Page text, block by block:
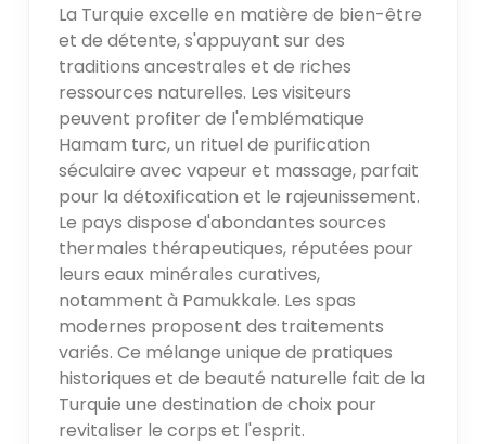
La Turquie excelle en matière de bien-être
et de détente, s'appuyant sur des
traditions ancestrales et de riches
ressources naturelles. Les visiteurs
peuvent profiter de l'emblématique
Hamam turc, un rituel de purification
séculaire avec vapeur et massage, parfait
pour la détoxification et le rajeunissement.
Le pays dispose d'abondantes sources
thermales thérapeutiques, réputées pour
leurs eaux minérales curatives,
notamment à Pamukkale. Les spas
modernes proposent des traitements
variés. Ce mélange unique de pratiques
historiques et de beauté naturelle fait de la
Turquie une destination de choix pour
revitaliser le corps et l'esprit.